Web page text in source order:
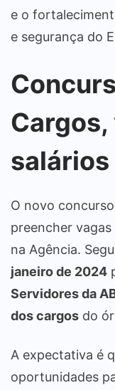
e o
e segurança do
Cargos,
salários
O novo
preencher
na Agência.
janeiro de 2024
Servidores da
dos cargos do
A expectativa é
oportunidades